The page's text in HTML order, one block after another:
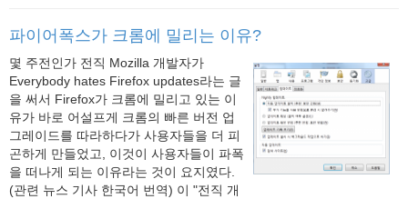
파이어폭스가 크롬에 밀리는 이유?
몇 주전인가 전직 Mozilla 개발자가
Everybody hates Firefox updates라는 글
을 써서 Firefox가 크롬에 밀리고 있는 이
유가 바로 어설프게 크롬의 빠른 버전 업
그레이드를 따라하다가 사용자들을 더 피
곤하게 만들었고, 이것이 사용자들이 파폭
을 떠나게 되는 이유라는 것이 요지였다.
(관련 뉴스 기사 한국어 번역) 이 "전직 개